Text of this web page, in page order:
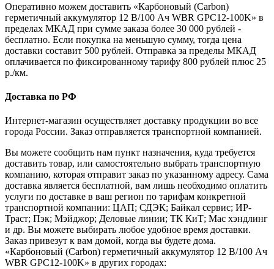
Оперативно можем доставить «Карбоновый (Carbon)
герметичный аккумулятор 12 В/100 Ач WBR GPC12-100K» в
пределах МКАД при сумме заказа более 30 000 рублей -
бесплатно. Если покупка на меньшую сумму, тогда цена
доставки составит 500 рублей. Отправка за пределы МКАД
оплачивается по фиксированному тарифу 800 рублей плюс 25
р./км.
Доставка по РФ
Интернет-магазин осуществляет доставку продукции во все
города России. Заказ отправляется транспортной компанией.
Вы можете сообщить нам пункт назначения, куда требуется
доставить товар, или самостоятельно выбрать транспортную
компанию, которая отправит заказ по указанному адресу. Сама
доставка является бесплатной, вам лишь необходимо оплатить
услуги по доставке в ваш регион по тарифам конкретной
транспортной компании: ЦАП; СДЭК; Байкал сервис; ИР-
Траст; Пэк; Мэйджор; Деловые линии; ТК КиТ; Мас хэндлинг
и др. Вы можете выбирать любое удобное время доставки.
Заказ привезут к вам домой, когда вы будете дома.
«Карбоновый (Carbon) герметичный аккумулятор 12 В/100 Ач
WBR GPC12-100K» в других городах: